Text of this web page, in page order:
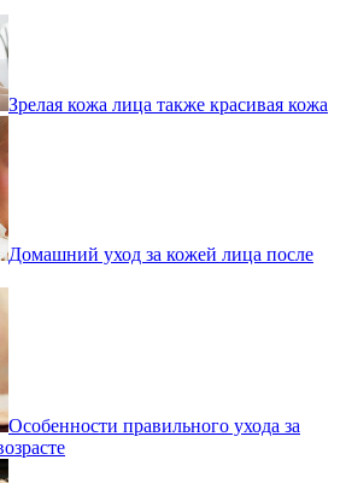
Зрелая кожа лица также красивая кожа
Домашний уход за кожей лица после
Особенности правильного ухода за